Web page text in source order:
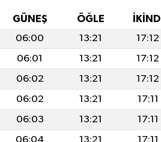
GÜNEŞ ÖĞLE İKINDI
06:00 13:21 17:12
06:01 13:21 17:12
06:02 13:21 17:12
06:02 13:21 17:11
06:03 13:21 17:11
06:04 13:21 17:11